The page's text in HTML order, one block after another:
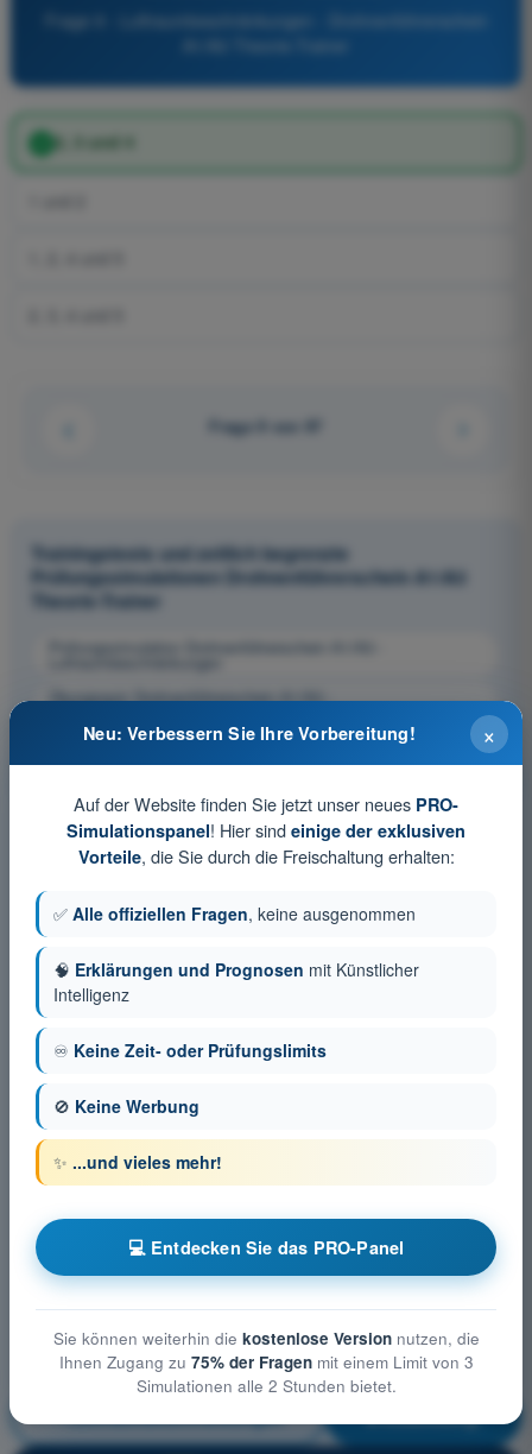
Frage 9 - Luftraumbeschränkungen - Drohnenführerschein
2, 3 und 4
Frage 9 von 97
Trainingstests und zeitlich begrenzte
Prüfungssimulationen Drohnenführerschein A1/A3
Theorie-Trainer
Prüfungssimulation Drohnenführerschein A1/A3 -
Übungsquiz Drohnenführerschein A1/A3 -
PDF-Prüfung Drohnenführerschein A1/A3 -
Luftraumbeschränkungen
×
Neu: Verbessern Sie Ihre Vorbereitung!
Auf der Website finden Sie jetzt unser neues PRO-
Simulationspanel! Hier sind einige der exklusiven
Vorteile, die Sie durch die Freischaltung erhalten:
✅ Alle offiziellen Fragen, keine ausgenommen
🧠 Erklärungen und Prognosen mit Künstlicher
Intelligenz
♾️ Keine Zeit- oder Prüfungslimits
🚫 Keine Werbung
✨ ...und vieles mehr!
💻 Entdecken Sie das PRO-Panel
Sie können weiterhin die kostenlose Versionnutzen, die
Ihnen Zugang zu 75% der Fragenmit einem Limit von 3
Simulationen alle 2 Stunden bietet.